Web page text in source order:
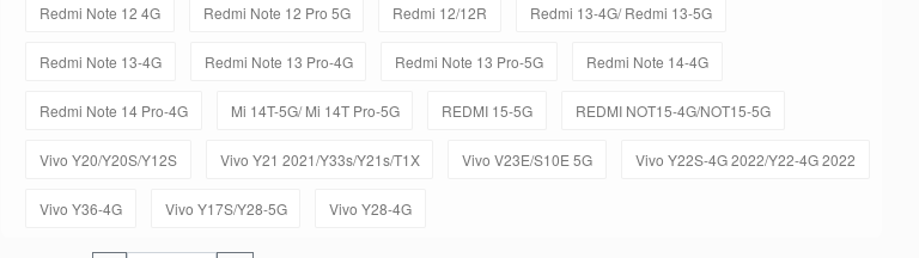
Redmi Note 12 4G Redmi Note 12 Pro 5G Redmi 12/12R Redmi 13-4G/ Redmi 13-5G
Redmi Note 13-4G Redmi Note 13 Pro-4G Redmi Note 13 Pro-5G Redmi Note 14-4G
Redmi Note 14 Pro-4G Mi 14T-5G/ Mi 14T Pro-5G REDMI 15-5G REDMI NOT15-4G/NOT15-5G
Vivo Y20/Y20S/Y12S Vivo Y21 2021/Y33s/Y21s/T1X Vivo V23E/S10E 5G Vivo Y22S-4G 2022/Y22-4G 2022
Vivo Y36-4G Vivo Y17S/Y28-5G Vivo Y28-4G